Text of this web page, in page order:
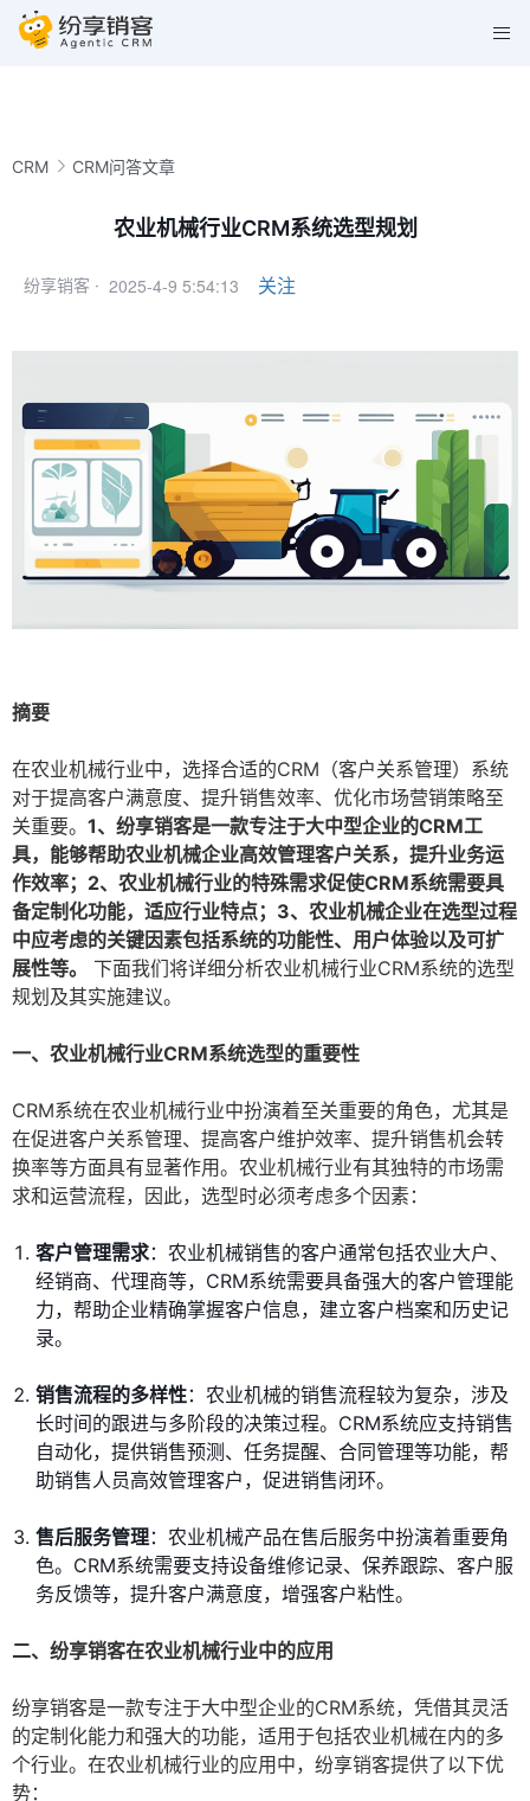
CRM CRM问答文章
农业机械行业CRM系统选型规划
纷享销客 · 2025-4-9 5:54:13 关注
摘要
在农业机械行业中，选择合适的CRM（客户关系管理）系统
对于提高客户满意度、提升销售效率、优化市场营销策略至
关重要。 1、纷享销客是一款专注于大中型企业的CRM工
具，能够帮助农业机械企业高效管理客户关系，提升业务运
作效率；2、农业机械行业的特殊需求促使CRM系统需要具
备定制化功能，适应行业特点；3、农业机械企业在选型过程
中应考虑的关键因素包括系统的功能性、用户体验以及可扩
展性等。
下面我们将详细分析农业机械行业CRM系统的选型
规划及其实施建议。
一、农业机械行业CRM系统选型的重要性
CRM系统在农业机械行业中扮演着至关重要的角色，尤其是
在促进客户关系管理、提高客户维护效率、提升销售机会转
换率等方面具有显著作用。农业机械行业有其独特的市场需
求和运营流程，因此，选型时必须考虑多个因素：
客户管理需求：农业机械销售的客户通常包括农业大户、
经销商、代理商等，CRM系统需要具备强大的客户管理能
力，帮助企业精确掌握客户信息，建立客户档案和历史记
录。
销售流程的多样性：农业机械的销售流程较为复杂，涉及
长时间的跟进与多阶段的决策过程。CRM系统应支持销售
自动化，提供销售预测、任务提醒、合同管理等功能，帮
助销售人员高效管理客户，促进销售闭环。
售后服务管理：农业机械产品在售后服务中扮演着重要角
色。CRM系统需要支持设备维修记录、保养跟踪、客户服
务反馈等，提升客户满意度，增强客户粘性。
二、纷享销客在农业机械行业中的应用
纷享销客是一款专注于大中型企业的CRM系统，凭借其灵活
的定制化能力和强大的功能，适用于包括农业机械在内的多
个行业。在农业机械行业的应用中，纷享销客提供了以下优
势：